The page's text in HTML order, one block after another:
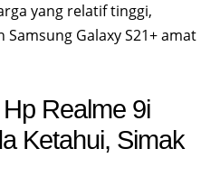
yang relatif tinggi,
Galaxy S21+ amat
Realme 9i
Ketahui, Simak